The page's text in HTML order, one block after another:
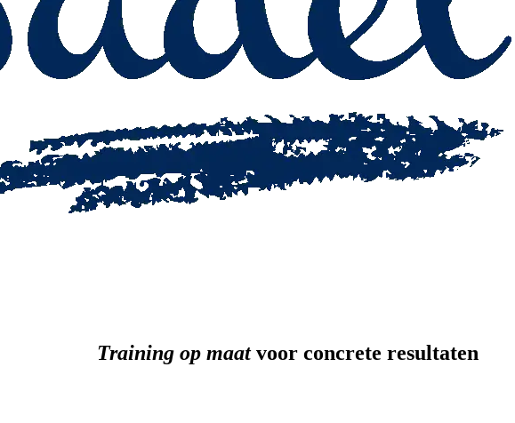
Training op maatvoor concrete resultaten